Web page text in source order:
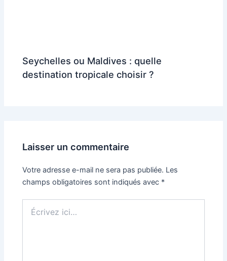
Seychelles ou Maldives : quelle
destination tropicale choisir ?
Laisser un commentaire
Votre adresse e-mail ne sera pas publiée. Les
champs obligatoires sont indiqués avec *
ici…